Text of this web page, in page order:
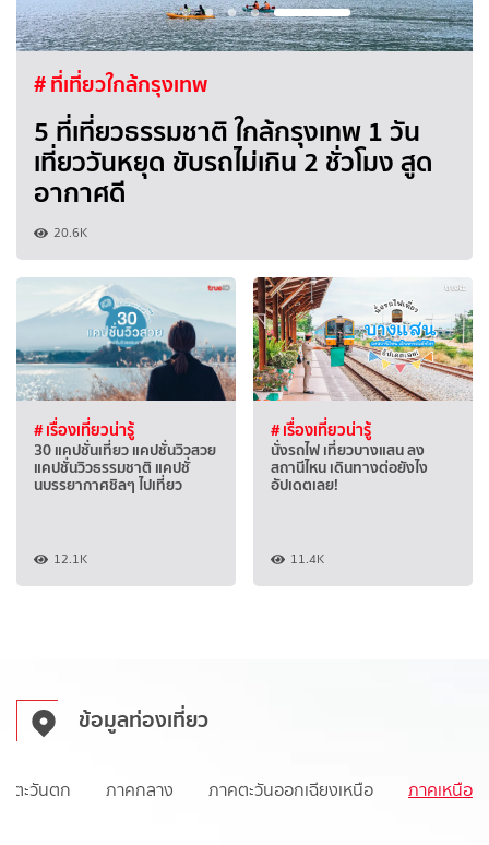
# ที่เที่ยวใกล้กรุงเทพ
5 ที่เที่ยวธรรมชาติ ใกล้กรุงเทพ 1 วัน
เที่ยววันหยุด ขับรถไม่เกิน 2 ชั่วโมง สูด
อากาศดี
20.6K
# เรื่องเที่ยวน่ารู้
30 แคปชั่นเที่ยว แคปชั่นวิวสวย
แคปชั่นวิวธรรมชาติ แคปชั่
นบรรยากาศชิลๆ ไปเที่ยว
12.1K
# เรื่องเที่ยวน่ารู้
นั่งรถไฟ เที่ยวบางแสน ลง
สถานีไหน เดินทางต่อยังไง
อัปเดตเลย!
11.4K
ข้อมูลท่องเที่ยว
ภาคเหนือ
ภาคตะวันออกเฉียงเหนือ
ภาคกลาง
ตะวันตก